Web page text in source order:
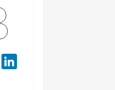
Pinterest